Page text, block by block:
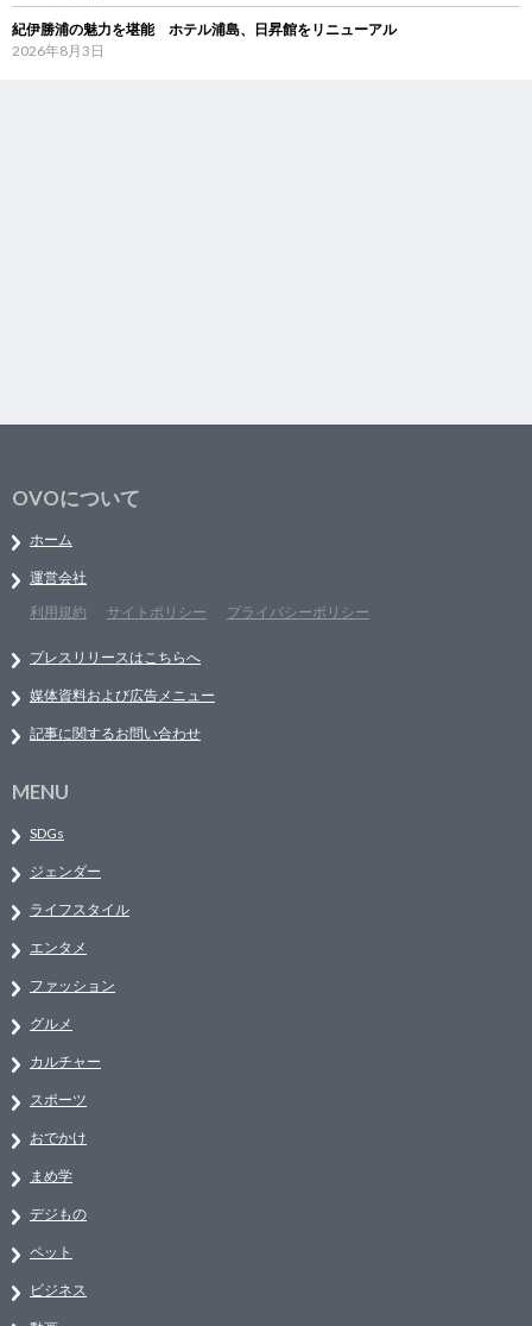
紀伊勝浦の魅力を堪能 ホテル浦島、日昇館をリニューアル
2026年8月3日
OVOについて
ホーム
運営会社
利用規約
サイトポリシー プライバシーポリシー
プレスリリースはこちらへ
媒体資料および広告メニュー
記事に関するお問い合わせ
MENU
SDGs
ジェンダー
ライフスタイル
エンタメ
ファッション
グルメ
カルチャー
スポーツ
おでかけ
まめ学
デジもの
ペット
ビジネス